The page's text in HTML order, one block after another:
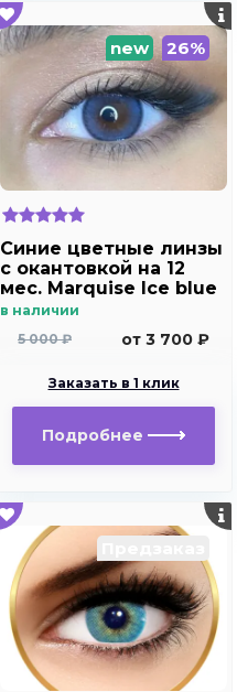
new 26%
Синие цветные линзы
c окантовкой на 12
мес. Marquise Ice blue
в наличии
5 000 ₽
от 3 700 ₽
Заказать в 1 клик
Подробнее